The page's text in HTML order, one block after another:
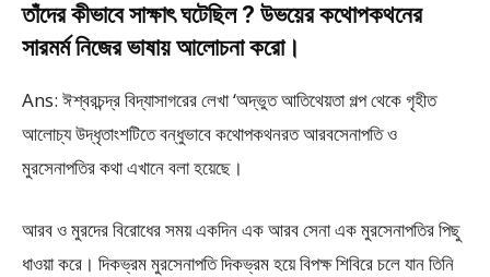
তাঁদের কীভাবে সাক্ষাৎ ঘটেছিল ? উভয়ের কথােপকথনের
সারমর্ম নিজের ভাষায় আলােচনা করাে।
Ans: ঈশ্বরচন্দ্র বিদ্যাসাগরের লেখা ‘অদ্ভুত আতিথেয়তা গল্প থেকে গৃহীত
আলােচ্য উদ্ধৃতাংশটিতে বন্ধুভাবে কথােপকথনরত আরবসেনাপতি ও
মুরসেনাপতির কথা এখানে বলা হয়েছে।
আরব ও মুরদের বিরােধের সময় একদিন এক আরব সেনা এক মুরসেনাপতির পিছু
ধাওয়া করে। দিকভ্রম মুরসেনাপতি দিকভ্রম হয়ে বিপক্ষ শিবিরে চলে যান তিনি